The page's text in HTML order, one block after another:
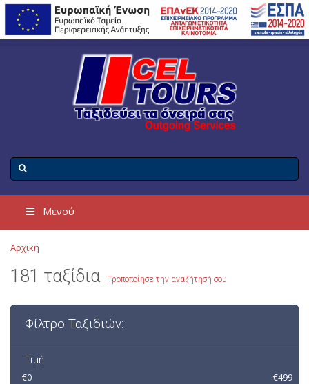
Μενού
Αρχική
181 ταξίδια Τροποποίησε την αναζήτησή σου
Φίλτρο Ταξιδιών:
Τιμή
€0
€499